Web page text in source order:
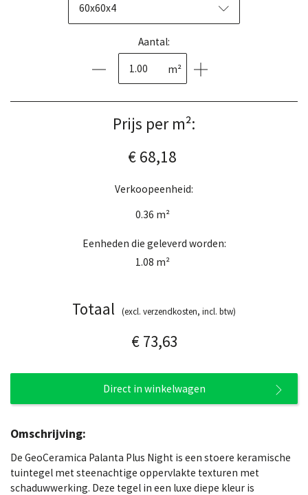
60x60x4
Aantal:
m²
Prijs per m²:
€ 68,18
Verkoopeenheid:
0.36 m²
Eenheden die geleverd worden:
1.08 m²
Totaal (excl. verzendkosten, incl. btw)
€ 73,63
Direct in winkelwagen
Omschrijving:
De GeoCeramica Palanta Plus Night is een stoere keramische
tuintegel met steenachtige oppervlakte texturen met
schaduwwerking. Deze tegel in een luxe diepe kleur is